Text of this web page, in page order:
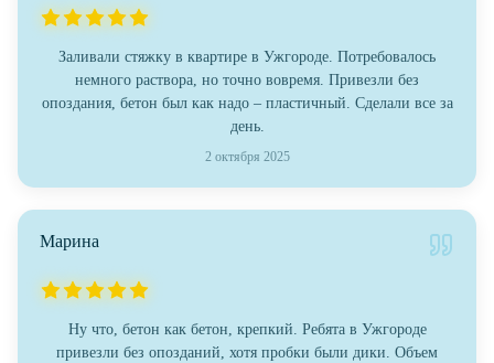
Заливали стяжку в квартире в Ужгороде. Потребовалось
немного раствора, но точно вовремя. Привезли без
опоздания, бетон был как надо – пластичный. Сделали все за
день.
2 октября 2025
Марина
Ну что, бетон как бетон, крепкий. Ребята в Ужгороде
привезли без опозданий, хотя пробки были дики. Объем